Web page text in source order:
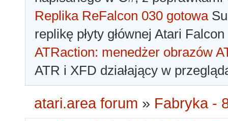
Replika ReFalcon 030 gotowa
replikę płyty głównej Atari
ATRaction: menedżer obrazów
ATR i XFD działający w
atari.area forum » Fabryka -